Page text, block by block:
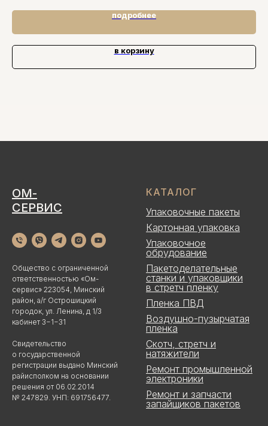
подробнее
в корзину
ОМ-
СЕРВИС
Общество с ограниченной
ответственностью «Ом-
сервис» 223054, Минский
район, а/г Острошицкий
городок, ул. Ленина, д 1/3
кабинет 3−1−31
Свидетельство
о государственной
регистрации выдано Минский
райисполком на основании
решения от 06.02.2014
№ 247829. УНП: 691756477.
КАТАЛОГ
Упаковочные пакеты
Картонная упаковка
Упаковочное
обрудование
Пакетоделательные
станки и упаковщики
в стретч пленку
Пленка ПВД
Воздушно-пузырчатая
пленка
Скотч, стретч и
натяжители
Ремонт промышленной
электроники
Ремонт и запчасти
запайщиков пакетов